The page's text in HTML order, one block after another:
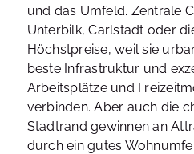
und das Umfeld. Zentrale
Unterbilk, Carlstadt oder
Höchstpreise, weil sie
beste Infrastruktur und
Arbeitsplätze und
verbinden. Aber auch die
Stadtrand gewinnen an
durch ein gutes